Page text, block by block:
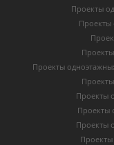
Проекты
Проекты
Проекты
Проекты
Проекты
Проекты